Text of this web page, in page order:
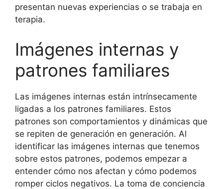
presentan nuevas experiencias o se trabaja en
terapia.
Imágenes internas y
patrones familiares
Las imágenes internas están intrínsecamente
ligadas a los patrones familiares. Estos
patrones son comportamientos y dinámicas que
se repiten de generación en generación. Al
identificar las imágenes internas que tenemos
sobre estos patrones, podemos empezar a
entender cómo nos afectan y cómo podemos
romper ciclos negativos. La toma de conciencia